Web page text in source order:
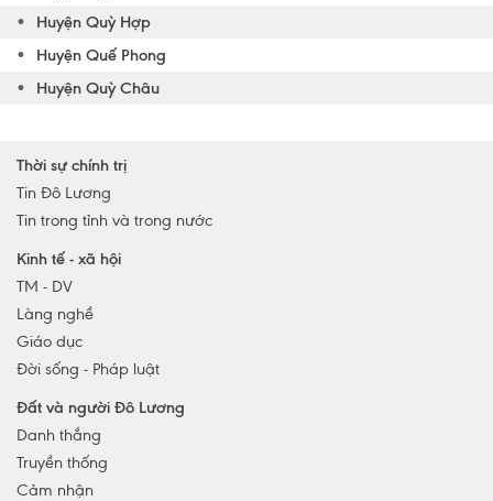
Huyện Quỳ Hợp
Huyện Quế Phong
Huyện Quỳ Châu
Huyện Quỳnh Lưu
Huyện Yên Thành
Huyện Anh Sơn
Huyện Diễn Châu
TP Vinh
TX Cửa Lò
TX Hoàng Mai
TX Thái Hòa
Huyện Nghi Lộc
Huyện Hưng Nguyên
Huyện Con Cuông
Thời sự chính trị
Tin Đô Lương
Tin trong tỉnh và trong nước
Kinh tế - xã hội
TM - DV
Làng nghề
Giáo dục
Đời sống - Pháp luật
Đất và người Đô Lương
Danh thắng
Truyền thống
Cảm nhận